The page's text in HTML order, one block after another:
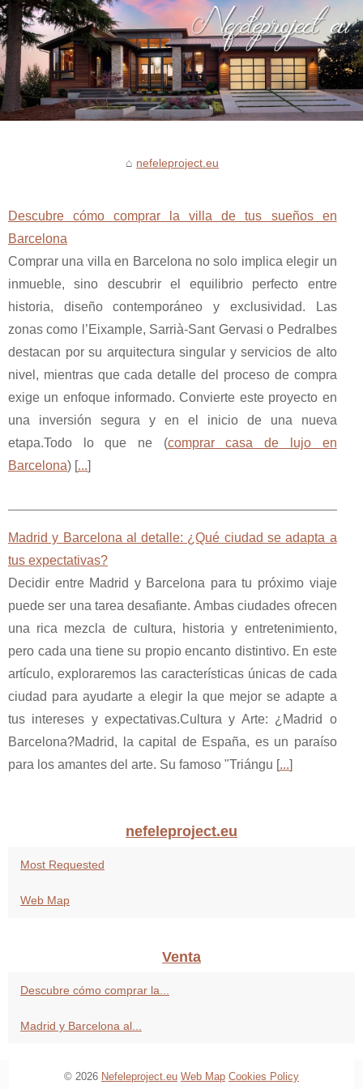
nefeleproject.eu
Descubre cómo comprar la villa de tus sueños en
Barcelona
Comprar una villa en Barcelona no solo implica elegir un
inmueble, sino descubrir el equilibrio perfecto entre
historia, diseño contemporáneo y exclusividad. Las
zonas como l’Eixample, Sarrià-Sant Gervasi o Pedralbes
destacan por su arquitectura singular y servicios de alto
nivel, mientras que cada detalle del proceso de compra
exige un enfoque informado. Convierte este proyecto en
una inversión segura y en el inicio de una nueva
etapa.Todo lo que ne (comprar casa de lujo en
Barcelona) [...]
Madrid y Barcelona al detalle: ¿Qué ciudad se adapta a
tus expectativas?
Decidir entre Madrid y Barcelona para tu próximo viaje
puede ser una tarea desafiante. Ambas ciudades ofrecen
una rica mezcla de cultura, historia y entretenimiento,
pero cada una tiene su propio encanto distintivo. En este
artículo, exploraremos las características únicas de cada
ciudad para ayudarte a elegir la que mejor se adapte a
tus intereses y expectativas.Cultura y Arte: ¿Madrid o
Barcelona?Madrid, la capital de España, es un paraíso
para los amantes del arte. Su famoso "Triángu [...]
nefeleproject.eu
Most Requested
Web Map
Venta
Descubre cómo comprar la...
Madrid y Barcelona al...
© 2026 Nefeleproject.eu Web Map Cookies Policy